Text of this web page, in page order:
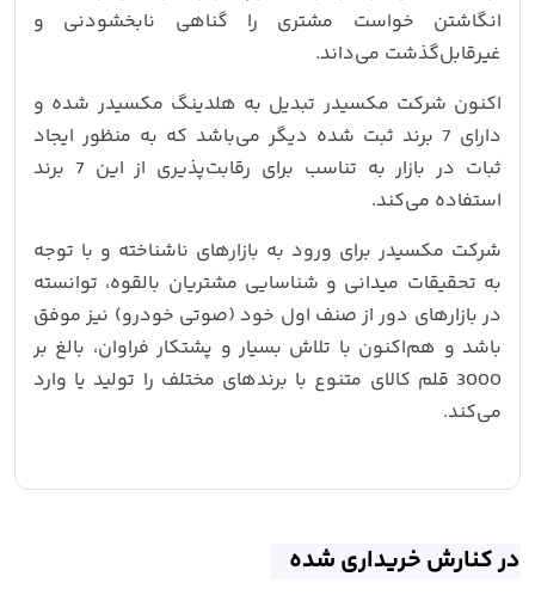
انگاشتن خواست مشتری را گناهی نابخشودنی و
غیرقابل‌گذشت می‌داند.
اکنون شرکت مکسیدر تبدیل به هلدینگ مکسیدر شده و
دارای 7 برند ثبت شده دیگر می‌باشد که به منظور ایجاد
ثبات در بازار به تناسب برای رقابت‌پذیری از این 7 برند
استفاده می‌کند.
شرکت مکسیدر برای ورود به بازارهای ناشناخته و با توجه
به تحقیقات میدانی و شناسایی مشتریان بالقوه، توانسته
در بازارهای دور از صنف اول خود (صوتی خودرو) نیز موفق
باشد و هم‌اکنون با تلاش بسیار و پشتکار فراوان، بالغ بر
3000 قلم کالای متنوع با برندهای مختلف را تولید یا وارد
می‌کند.
در کنارش خریداری شده